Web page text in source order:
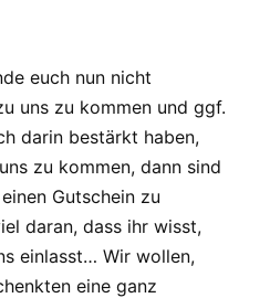
euch nun nicht
uns zu kommen und ggf.
darin bestärkt haben,
zu kommen, dann sind
Gutschein zu
daran, dass ihr wisst,
einlasst… Wir wollen,
eine ganz